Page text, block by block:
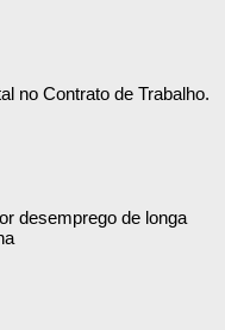
no Contrato de Trabalho.
desemprego de longa